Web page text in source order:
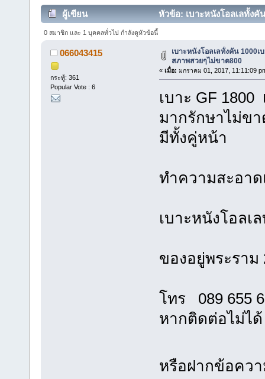
ผู้เขียน
หัวข้อ: เบาะหนังโอลเลทั้งคั
ครั้ง)
0 สมาชิก และ 1 บุคคลทั่วไป กำลังดูหัวข้อนี้
066043415
กระทู้: 361
Popular Vote : 6
เบาะหนังโอลเลทั้งคัน 1000เ
สภาพสวยๆไม่ขาด800
« เมื่อ: มกราคม 01, 2017, 11:11:09
เบาะ GF
มากรักษาไม่ข
มีทั้งคู่หน้า
ทำความสะอา
เบาะหนังโอลเ
ของอยู่พระรา
โทร 089 655
หากติดต่อไม่ไ
หรือฝากข้อคว